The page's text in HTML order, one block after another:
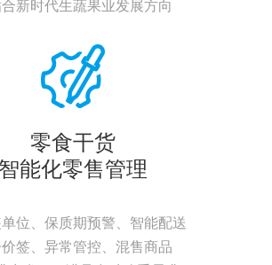
新时代生蔬果业发展方向
零食干货
智能化零售管理
位、保质期预警、智能配送
签、异常管控、混售商品